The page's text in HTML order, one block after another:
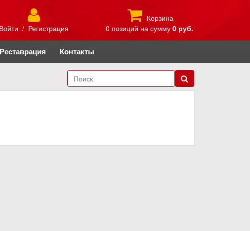
Войти / Регистрация
Корзина
0 позиций на сумму 0 руб.
Реставрация Контакты